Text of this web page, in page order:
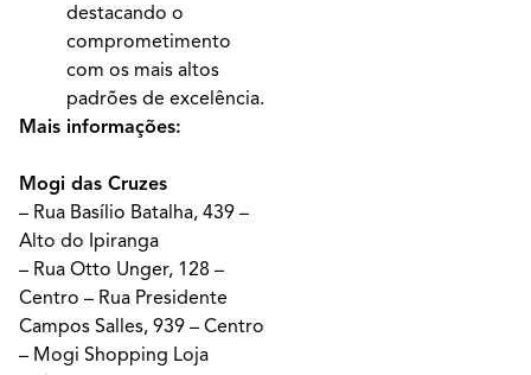
destacando o
comprometimento
com os mais altos
padrões de excelência.
Mais informações:
Mogi das Cruzes
– Rua Basílio Batalha, 439 –
Alto do Ipiranga
– Rua Otto Unger, 128 –
Centro – Rua Presidente
Campos Salles, 939 – Centro
– Mogi Shopping Loja